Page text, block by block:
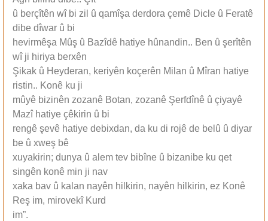
û berçîtên wî bi zil û qamîşa derdora çemê Dicle û Feratê
dibe dîwar û bi
hevirmêşa Mûş û Bazîdê hatiye hûnandin.. Ben û şerîtên
wî ji hiriya berxên
Şikak û Heyderan, keriyên koçerên Milan û Mîran hatiye
ristin.. Konê ku ji
mûyê bizinên zozanê Botan, zozanê Şerfdînê û çiyayê
Mazî hatiye çêkirin û bi
rengê şevê hatiye debixdan, da ku di rojê de belû û diyar
be û xweş bê
xuyakirin; dunya û alem tev bibîne û bizanibe ku qet
singên konê min ji nav
xaka bav û kalan nayên hilkirin, nayên hilkirin, ez Konê
Reş im, mirovekî Kurd
im”.